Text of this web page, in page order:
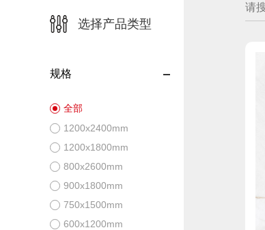
选择产品类型
规格
全部
1200x2400mm
1200x1800mm
800x2600mm
900x1800mm
750x1500mm
600x1200mm